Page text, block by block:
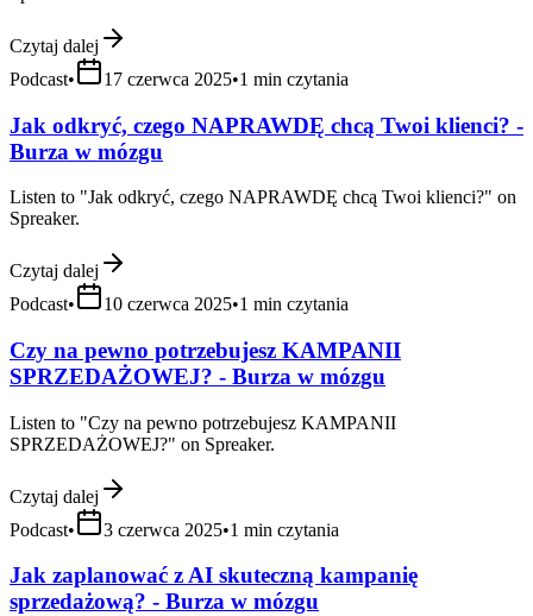
Czytaj dalej
Podcast• 17 czerwca 2025•1 min czytania
Jak odkryć, czego NAPRAWDĘ chcą Twoi klienci? -
Burza w mózgu
Listen to "Jak odkryć, czego NAPRAWDĘ chcą Twoi klienci?" on
Spreaker.
Czytaj dalej
Podcast• 10 czerwca 2025•1 min czytania
Czy na pewno potrzebujesz KAMPANII
SPRZEDAŻOWEJ? - Burza w mózgu
Listen to "Czy na pewno potrzebujesz KAMPANII
SPRZEDAŻOWEJ?" on Spreaker.
Czytaj dalej
Podcast• 3 czerwca 2025•1 min czytania
Jak zaplanować z AI skuteczną kampanię
sprzedażową? - Burza w mózgu